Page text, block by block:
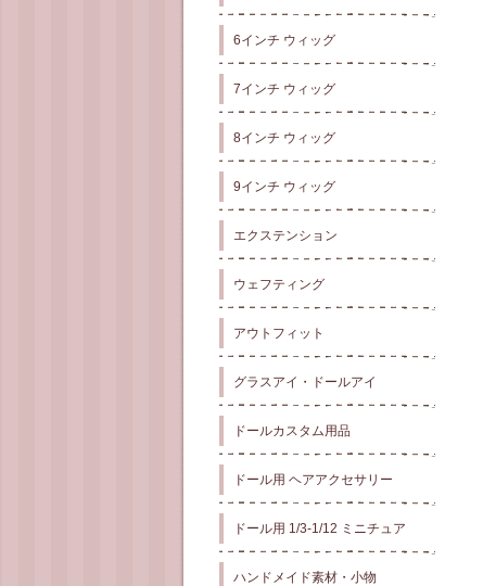
6インチ ウィッグ
7インチ ウィッグ
8インチ ウィッグ
9インチ ウィッグ
エクステンション
ウェフティング
アウトフィット
グラスアイ・ドールアイ
ドールカスタム用品
ドール用 ヘアアクセサリー
ドール用 1/3-1/12 ミニチュア
ハンドメイド素材・小物